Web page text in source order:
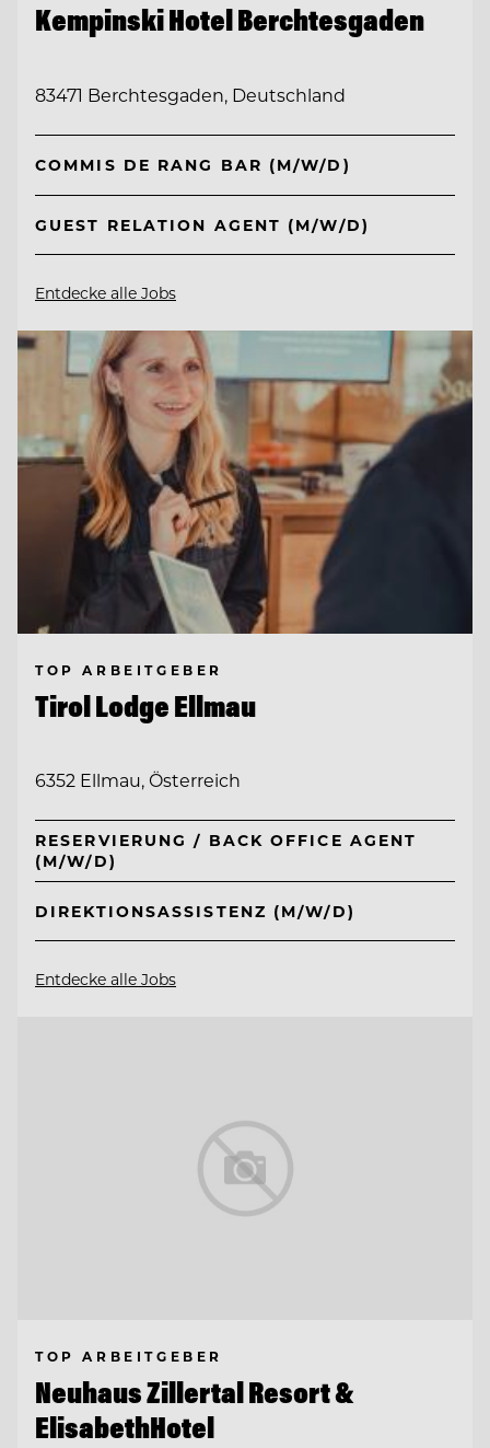
Kempinski Hotel Berchtesgaden
83471 Berchtesgaden, Deutschland
COMMIS DE RANG BAR (M/W/D)
GUEST RELATION AGENT (M/W/D)
Entdecke alle Jobs
TOP ARBEITGEBER
Tirol Lodge Ellmau
6352 Ellmau, Österreich
RESERVIERUNG / BACK OFFICE AGENT
(M/W/D)
DIREKTIONSASSISTENZ (M/W/D)
Entdecke alle Jobs
TOP ARBEITGEBER
Neuhaus Zillertal Resort &
ElisabethHotel